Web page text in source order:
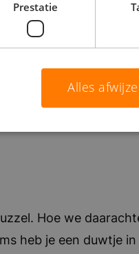
Hoe we
heb je een duwtje
Prestatie
Alles